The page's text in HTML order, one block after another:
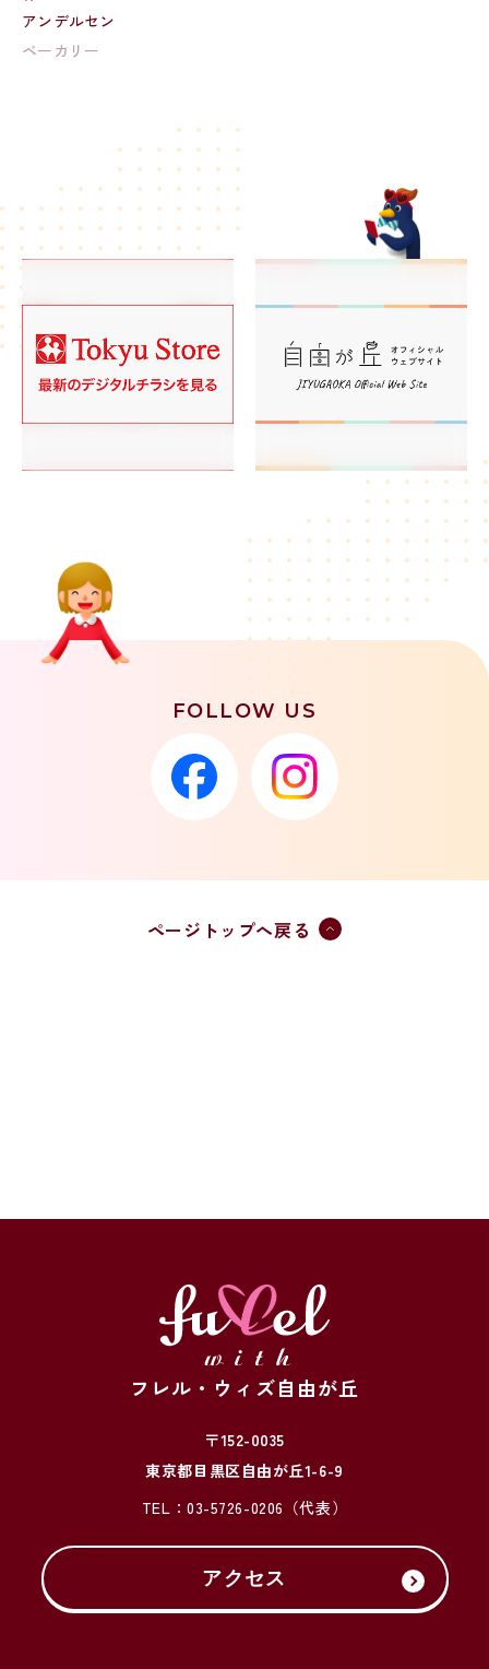
アンデルセン
ベーカリー
FOLLOW US
ページトップへ戻る
フレル・ウィズ自由が丘
〒152-0035
東京都目黒区自由が丘1-6-9
TEL：03-5726-0206 （代表）
アクセス